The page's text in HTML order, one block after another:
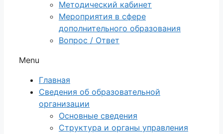
Методический кабинет
Мероприятия в сфере
дополнительного образования
Вопрос / Ответ
Menu
Главная
Сведения об образовательной
организации
Основные сведения
Структура и органы управления